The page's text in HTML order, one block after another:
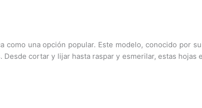
una opción popular. Este modelo, conocido por
cortar y lijar hasta raspar y esmerilar, estas hojas